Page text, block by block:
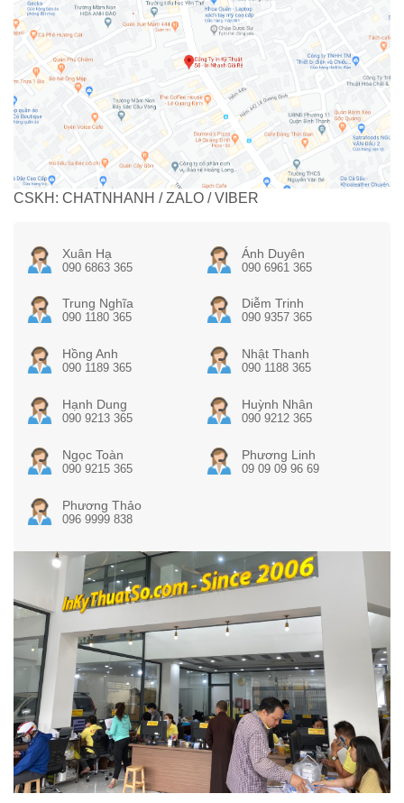
CSKH: CHATNHANH / ZALO / VIBER
Xuân Hạ
090 6863 365
Ánh Duyên
090 6961 365
Trung Nghĩa
090 1180 365
Diễm Trinh
090 9357 365
Hồng Anh
090 1189 365
Nhật Thanh
090 1188 365
Hạnh Dung
090 9213 365
Huỳnh Nhân
090 9212 365
Ngọc Toàn
090 9215 365
Phương Linh
09 09 09 96 69
Phương Thảo
096 9999 838